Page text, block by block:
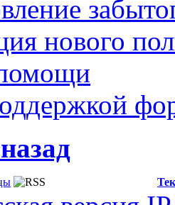
нового